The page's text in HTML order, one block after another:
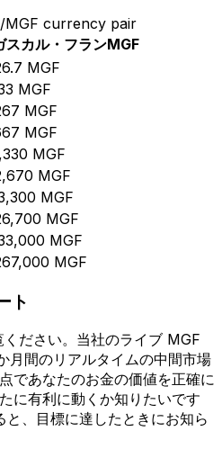
MGF currency pair
スカル・フランMGF
MGF
MGF
MGF
MGF
MGF
MGF
MGF
MGF
MGF
MGF
ト
ださい。当社のライブ MGF
月間のリアルタイムの中間市場
であなたのお金の価値を正確に
に有利に動くか知りたいです
、目標に達したときにお知ら